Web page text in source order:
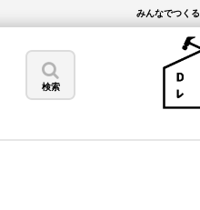
みんなでつく
検索